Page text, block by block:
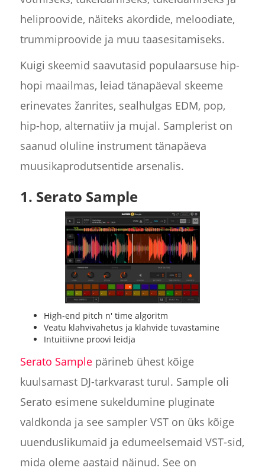
heliproovide, näiteks akordide, meloodiate,
trummiproovide ja muu taasesitamiseks.
Kuigi skeemid saavutasid populaarsuse hip-
hopi maailmas, leiad tänapäeval skeeme
erinevates žanrites, sealhulgas EDM, pop,
hip-hop, alternatiiv ja mujal. Samplerist on
saanud oluline instrument tänapäeva
muusikaprodutsentide arsenalis.
1. Serato Sample
High-end pitch n' time algoritm
Veatu klahvivahetus ja klahvide tuvastamine
Intuitiivne proovi leidja
Serato Samplepärineb ühest kõige
kuulsamast DJ-tarkvarast turul. Sample oli
Serato esimene sukeldumine pluginate
valdkonda ja see sampler VST on üks kõige
uuenduslikumaid ja edumeelsemaid VST-sid,
mida oleme aastaid näinud. See on